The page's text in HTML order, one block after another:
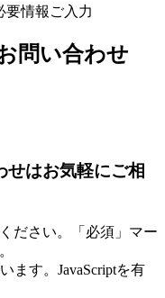
要情報ご入力
問い合わせ
せはお気軽にご相
ださい。「必須」マー
ます。JavaScriptを有